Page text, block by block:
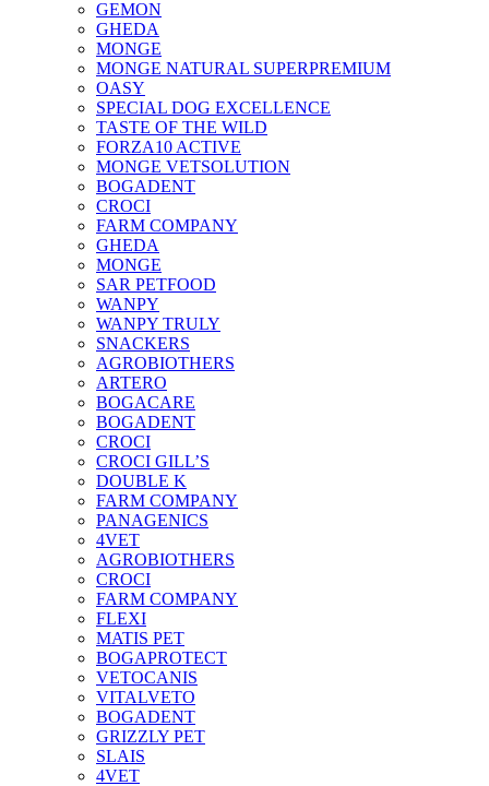
GEMON
GHEDA
MONGE
MONGE NATURAL SUPERPREMIUM
OASY
SPECIAL DOG EXCELLENCE
TASTE OF THE WILD
FORZA10 ACTIVE
MONGE VETSOLUTION
BOGADENT
CROCI
FARM COMPANY
GHEDA
MONGE
SAR PETFOOD
WANPY
WANPY TRULY
SNACKERS
AGROBIOTHERS
ARTERO
BOGACARE
BOGADENT
CROCI
CROCI GILL’S
DOUBLE K
FARM COMPANY
PANAGENICS
4VET
AGROBIOTHERS
CROCI
FARM COMPANY
FLEXI
MATIS PET
BOGAPROTECT
VETOCANIS
VITALVETO
BOGADENT
GRIZZLY PET
SLAIS
4VET